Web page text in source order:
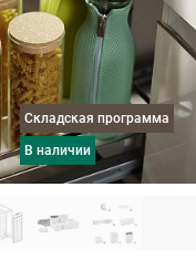
Складская программа
в наличии